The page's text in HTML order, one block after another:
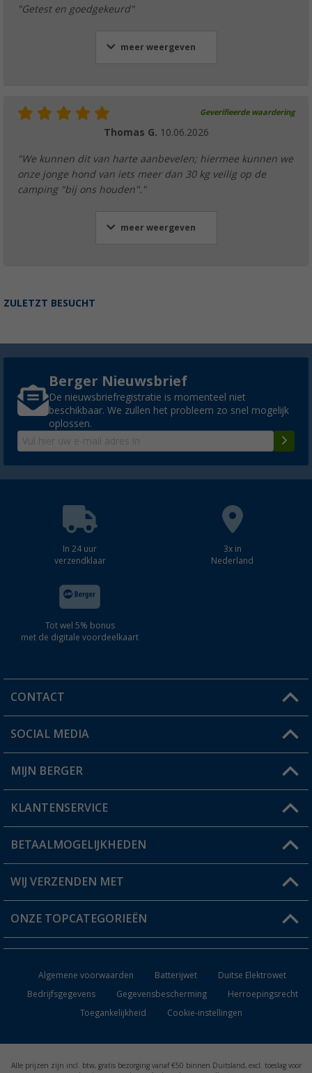
"Getest en goedgekeurd"
meer weergeven
Geverifieerde waardering
Thomas G. 10.06.2026
"We kunnen dit van harte aanbevelen; hiermee kunnen we
onze jonge hond van iets meer dan 30 kg veilig op de
camping "bij ons houden"."
meer weergeven
ZULETZT BESUCHT
Berger Nieuwsbrief
De nieuwsbriefregistratie is momenteel niet
beschikbaar. We zullen het probleem zo snel mogelijk
oplossen.
In 24 uur
verzendklaar
3x in
Nederland
Tot wel 5% bonus
met de digitale voordeelkaart
CONTACT
Een vraag?
Winkel vinden
SOCIAL MEDIA
MIJN BERGER
Mijn account
Status bestelling
Verlanglijstje
KLANTENSERVICE
FAQ & Contact
Verzendinformatie
Catalogus
BETAALMOGELIJKHEDEN
WIJ VERZENDEN MET
ONZE TOPCATEGORIEËN
Keukenaccessoires
Campingmeubilair
Campingtoiletten
Algemene voorwaarden Batterijwet
Duitse Elektrowet
Bedrijfsgegevens
Gegevensbescherming
Herroepingsrecht
Toegankelijkheid
Cookie-instellingen
Alle prijzen zijn incl. btw, gratis bezorging vanaf €50 binnen Duitsland, excl. toeslag voor